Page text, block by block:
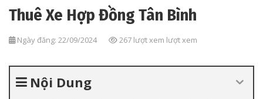
Thuê Xe Hợp Đồng Tân Bình
Ngày đăng: 22/09/2024 267 lượt xem lượt xem
Nội Dung